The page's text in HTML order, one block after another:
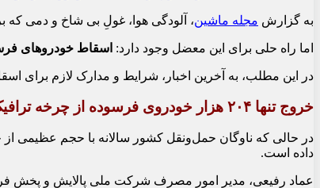
به گزارش مجله ماشین، آلودگی هوا، غولِ بی شاخ و دمی که
اما راه حلی برای این معضل وجود دارد: اسقاط خودروهای
در این مطلب، به آخرین اخبار، شرایط و مدارک لازم برای
خروج تنها ۲۰۴ هزار خودروی فرسوده از چرخه ترافیک در سال گذشته
در حالی که ناوگان حمل‌ونقل کشور سالانه با حجم عظیمی
داده است.